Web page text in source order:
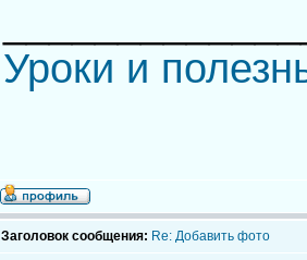
Уроки и
Заголовок сообщения: Re: Добавить фото